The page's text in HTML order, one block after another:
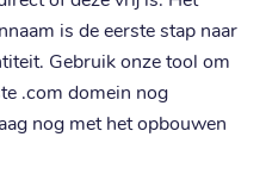
is de eerste stap naar
Gebruik onze tool om
.com domein nog
nog met het opbouwen